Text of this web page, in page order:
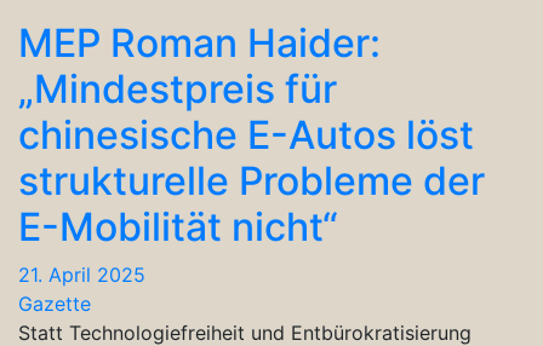
MEP Roman Haider:
„Mindestpreis für
chinesische E-Autos löst
strukturelle Probleme der
E-Mobilität nicht“
21. April 2025
Gazette
Statt Technologiefreiheit und Entbürokratisierung